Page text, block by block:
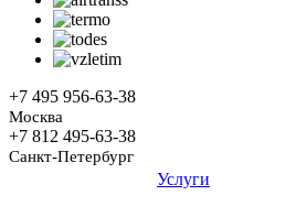
+7 495 956-63-38
Москва
+7 812 495-63-38
Санкт-Петербург
Услуги